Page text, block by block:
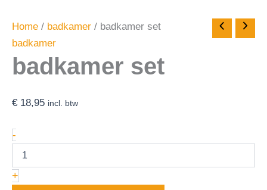
Home / badkamer / badkamer set
badkamer
badkamer set
€ 18,95 incl. btw
-
+